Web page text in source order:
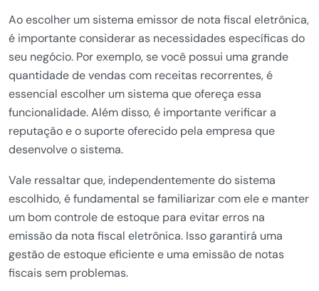
Ao escolher um sistema emissor de nota fiscal eletrônica,
é importante considerar as necessidades específicas do
seu negócio. Por exemplo, se você possui uma grande
quantidade de vendas com receitas recorrentes, é
essencial escolher um sistema que ofereça essa
funcionalidade. Além disso, é importante verificar a
reputação e o suporte oferecido pela empresa que
desenvolve o sistema.
Vale ressaltar que, independentemente do sistema
escolhido, é fundamental se familiarizar com ele e manter
um bom controle de estoque para evitar erros na
emissão da nota fiscal eletrônica. Isso garantirá uma
gestão de estoque eficiente e uma emissão de notas
fiscais sem problemas.